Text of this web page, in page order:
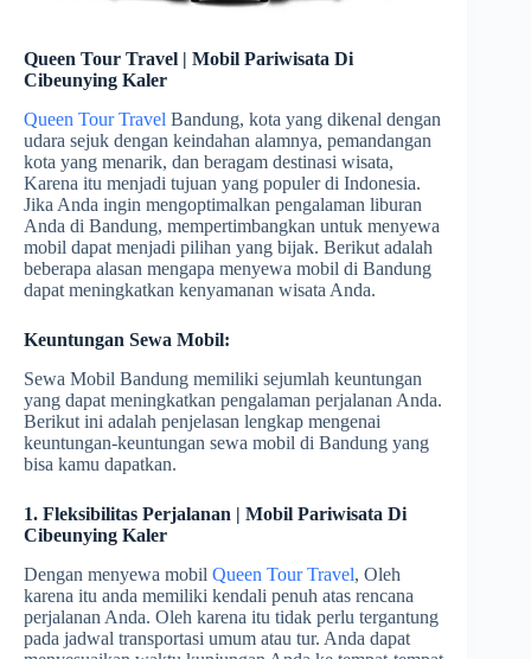
Queen Tour Travel | Mobil Pariwisata Di
Cibeunying Kaler
Queen Tour Travel Bandung, kota yang dikenal dengan
udara sejuk dengan keindahan alamnya, pemandangan
kota yang menarik, dan beragam destinasi wisata,
Karena itu menjadi tujuan yang populer di Indonesia.
Jika Anda ingin mengoptimalkan pengalaman liburan
Anda di Bandung, mempertimbangkan untuk menyewa
mobil dapat menjadi pilihan yang bijak. Berikut adalah
beberapa alasan mengapa menyewa mobil di Bandung
dapat meningkatkan kenyamanan wisata Anda.
Keuntungan Sewa Mobil:
Sewa Mobil Bandung memiliki sejumlah keuntungan
yang dapat meningkatkan pengalaman perjalanan Anda.
Berikut ini adalah penjelasan lengkap mengenai
keuntungan-keuntungan sewa mobil di Bandung yang
bisa kamu dapatkan.
1. Fleksibilitas Perjalanan | Mobil Pariwisata Di
Cibeunying Kaler
Dengan menyewa mobil Queen Tour Travel, Oleh
karena itu anda memiliki kendali penuh atas rencana
perjalanan Anda. Oleh karena itu tidak perlu tergantung
pada jadwal transportasi umum atau tur. Anda dapat